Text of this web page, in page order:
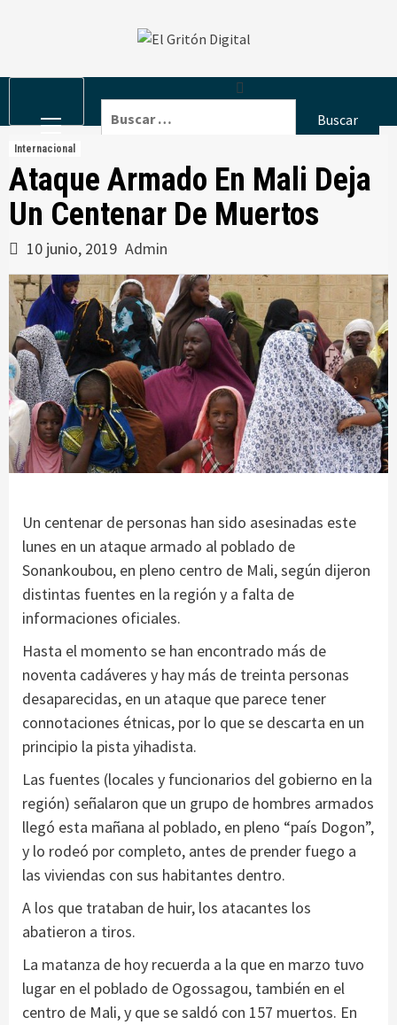
Menu
Internacional
Ataque Armado En Mali Deja
Un Centenar De Muertos
10 junio, 2019 Admin
Un centenar de personas han sido asesinadas este
lunes en un ataque armado al poblado de
Sonankoubou, en pleno centro de Mali, según dijeron
distintas fuentes en la región y a falta de
informaciones oficiales.
Hasta el momento se han encontrado más de
noventa cadáveres y hay más de treinta personas
desaparecidas, en un ataque que parece tener
connotaciones étnicas, por lo que se descarta en un
principio la pista yihadista.
Las fuentes (locales y funcionarios del gobierno en la
región) señalaron que un grupo de hombres armados
llegó esta mañana al poblado, en pleno “país Dogon”,
y lo rodeó por completo, antes de prender fuego a
las viviendas con sus habitantes dentro.
A los que trataban de huir, los atacantes los
abatieron a tiros.
La matanza de hoy recuerda a la que en marzo tuvo
lugar en el poblado de Ogossagou, también en el
centro de Mali, y que se saldó con 157 muertos. En